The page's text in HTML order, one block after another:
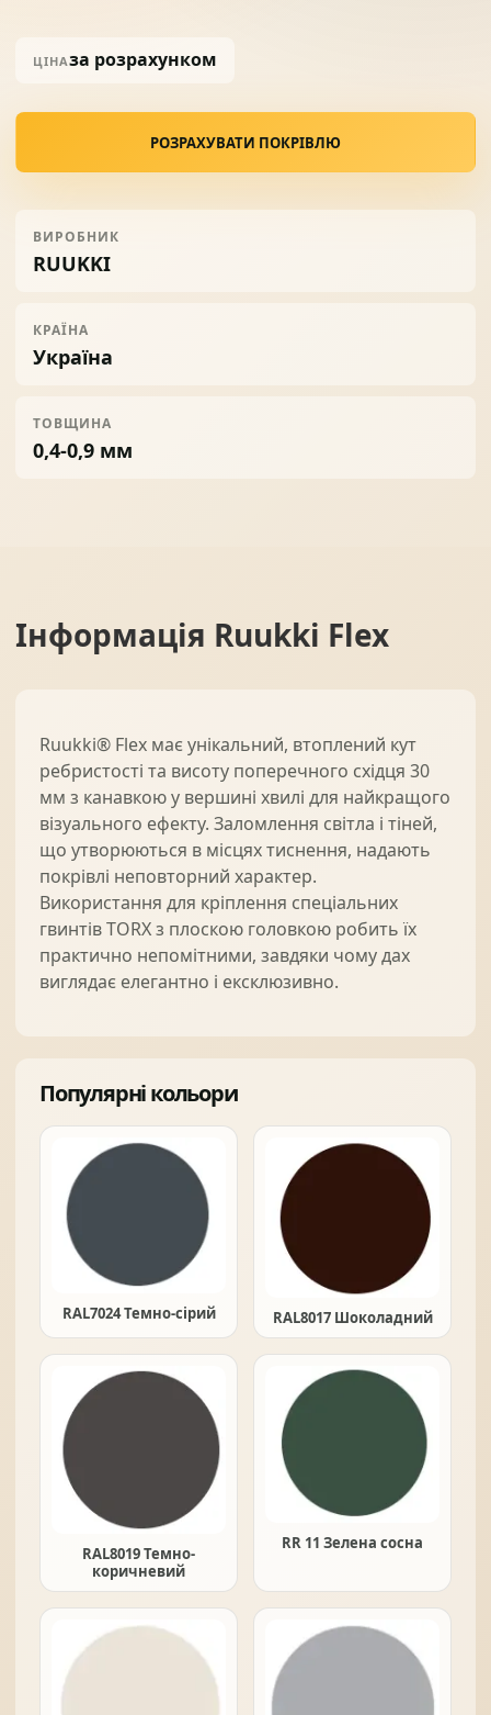
07 Солнце защита
Навіси з полікарбонату
ЦІНАза розрахунком
РОЗРАХУВАТИ ПОКРІВЛЮ
ВИРОБНИК
RUUKKI
КРАЇНА
Україна
ТОВЩИНА
0,4-0,9 мм
Інформація Ruukki Flex
Ruukki® Flex має унікальний, втоплений кут
ребристості та висоту поперечного східця 30
мм з канавкою у вершині хвилі для найкращого
візуального ефекту. Заломлення світла і тіней,
що утворюються в місцях тиснення, надають
покрівлі неповторний характер.
Використання для кріплення спеціальних
гвинтів TORX з плоскою головкою робить їх
практично непомітними, завдяки чому дах
виглядає елегантно і ексклюзивно.
Популярні кольори
RAL7024 Темно-сірий RAL8017 Шоколадний
RAL8019 Темно-
коричневий
RR 11 Зелена сосна